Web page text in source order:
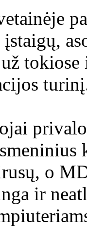
tokiose
o
ir